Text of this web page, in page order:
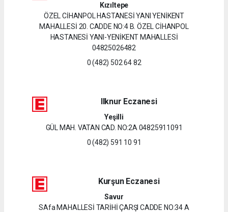
Kızıltepe
ÖZEL CİHANPOL HASTANESİ YANI YENİKENT
MAHALLESİ 20. CADDE NO:4 B. ÖZEL CİHANPOL
HASTANESİ YANI-YENİKENT MAHALLESİ
04825026482
0 (482) 502 64 82
Ilknur Eczanesi
Yeşilli
GÜL MAH. VATAN CAD. NO:2A 04825911091
0 (482) 591 10 91
Kurşun Eczanesi
Savur
SAfa MAHALLESİ TARİHİ ÇARŞI CADDE NO:34 A